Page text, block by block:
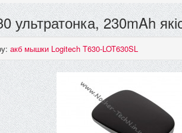
230mAh
акб мышки Logitech T630-LOT630SL